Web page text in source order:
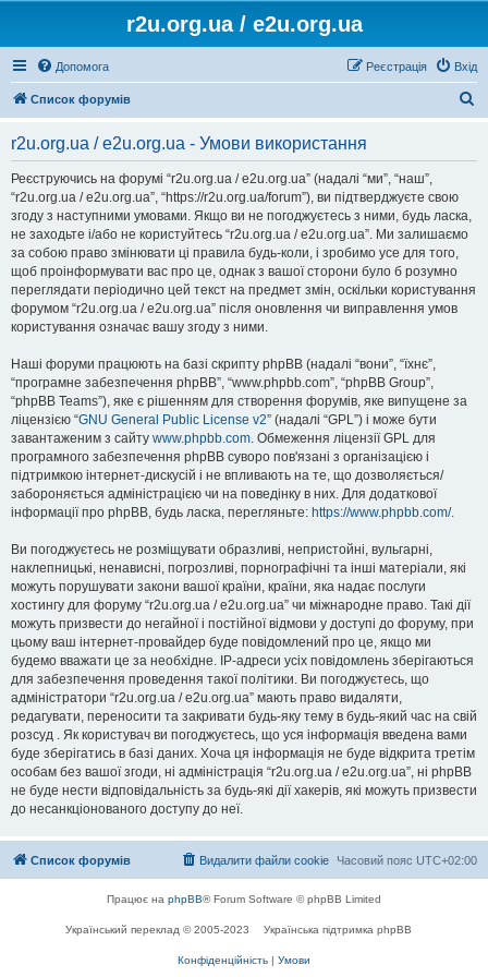
r2u.org.ua / e2u.org.ua
Допомога Вхід
Реєстрація
Список форумів
r2u.org.ua / e2u.org.ua - Умови використання
Реєструючись на форумі “r2u.org.ua / e2u.org.ua” (надалі “ми”, “наш”,
“r2u.org.ua / e2u.org.ua”, “https://r2u.org.ua/forum”), ви підтверджуєте свою
згоду з наступними умовами. Якщо ви не погоджуєтесь з ними, будь ласка,
не заходьте і/або не користуйтесь “r2u.org.ua / e2u.org.ua”. Ми залишаємо
за собою право змінювати ці правила будь-коли, і зробимо усе для того,
щоб проінформувати вас про це, однак з вашої сторони було б розумно
переглядати періодично цей текст на предмет змін, оскільки користування
форумом “r2u.org.ua / e2u.org.ua” після оновлення чи виправлення умов
користування означає вашу згоду з ними.
Наші форуми працюють на базі скрипту phpBB (надалі “вони”, “їхнє”,
“програмне забезпечення phpBB”, “www.phpbb.com”, “phpBB Group”,
“phpBB Teams”), яке є рішенням для створення форумів, яке випущене за
ліцензією “GNU General Public License v2” (надалі “GPL”) і може бути
завантаженим з сайту www.phpbb.com. Обмеження ліцензії GPL для
програмного забезпечення phpBB суворо пов'язані з організацією і
підтримкою інтернет-дискусій і не впливають на те, що дозволяється/
забороняється адміністрацією чи на поведінку в них. Для додаткової
інформації про phpBB, будь ласка, перегляньте: https://www.phpbb.com/.
Ви погоджуєтесь не розміщувати образливі, непристойні, вульгарні,
наклепницькі, ненависні, погрозливі, порнографічні та інші матеріали, які
можуть порушувати закони вашої країни, країни, яка надає послуги
хостингу для форуму “r2u.org.ua / e2u.org.ua” чи міжнародне право. Такі дії
можуть призвести до негайної і постійної відмови у доступі до форуму, при
цьому ваш інтернет-провайдер буде повідомлений про це, якщо ми
будемо вважати це за необхідне. IP-адреси усіх повідомлень зберігаються
для забезпечення проведення такої політики. Ви погоджуєтесь, що
адміністратори “r2u.org.ua / e2u.org.ua” мають право видаляти,
редагувати, переносити та закривати будь-яку тему в будь-який час на свій
розсуд . Як користувач ви погоджуєтесь, що уся інформація введена вами
буде зберігатись в базі даних. Хоча ця інформація не буде відкрита третім
особам без вашої згоди, ні адміністрація “r2u.org.ua / e2u.org.ua”, ні phpBB
не буде нести відповідальність за будь-які дії хакерів, які можуть призвести
до несанкціонованого доступу до неї.
Список форумів Часовий пояс UTC+02:00
Видалити файли cookie
Працює на phpBB® Forum Software © phpBB Limited
Український переклад © 2005-2023 Українська підтримка phpBB
Конфіденційність | Умови